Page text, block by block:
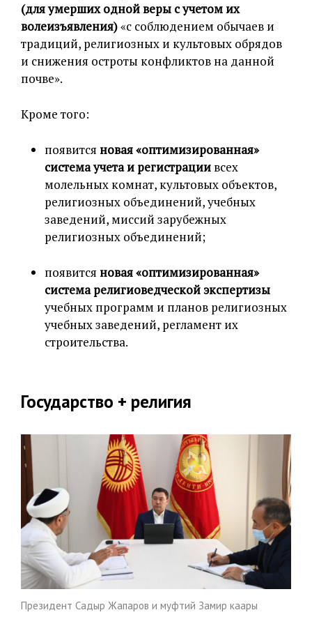
(для умерших одной веры с учетом их
волеизъявления)«с соблюдением обычаев и
традиций, религиозных и культовых обрядов
и снижения остроты конфликтов на данной
почве».
Кроме того:
появится новая «оптимизированная»
система учета и регистрации всех
молельных комнат, культовых объектов,
религиозных объединений, учебных
заведений, миссий зарубежных
религиозных объединений;
появится новая «оптимизированная»
система религиоведческой экспертизы
учебных программ и планов религиозных
учебных заведений, регламент их
строительства.
Государство + религия
Президент Садыр Жапаров и муфтий Замир каары